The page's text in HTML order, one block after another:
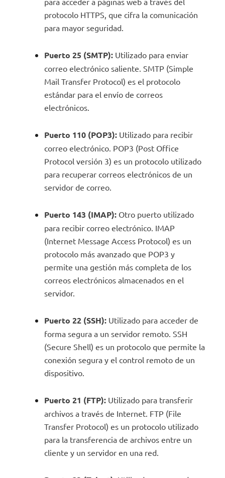
protocolo HTTPS, que cifra la comunicación
para mayor seguridad.
Puerto 25 (SMTP): Utilizado para enviar
correo electrónico saliente. SMTP (Simple
Mail Transfer Protocol) es el protocolo
estándar para el envío de correos
electrónicos.
Puerto 110 (POP3): Utilizado para recibir
correo electrónico. POP3 (Post Office
Protocol versión 3) es un protocolo utilizado
para recuperar correos electrónicos de un
servidor de correo.
Puerto 143 (IMAP): Otro puerto utilizado
para recibir correo electrónico. IMAP
(Internet Message Access Protocol) es un
protocolo más avanzado que POP3 y
permite una gestión más completa de los
correos electrónicos almacenados en el
servidor.
Puerto 22 (SSH): Utilizado para acceder de
forma segura a un servidor remoto. SSH
(Secure Shell) es un protocolo que permite la
conexión segura y el control remoto de un
dispositivo.
Puerto 21 (FTP): Utilizado para transferir
archivos a través de Internet. FTP (File
Transfer Protocol) es un protocolo utilizado
para la transferencia de archivos entre un
cliente y un servidor en una red.